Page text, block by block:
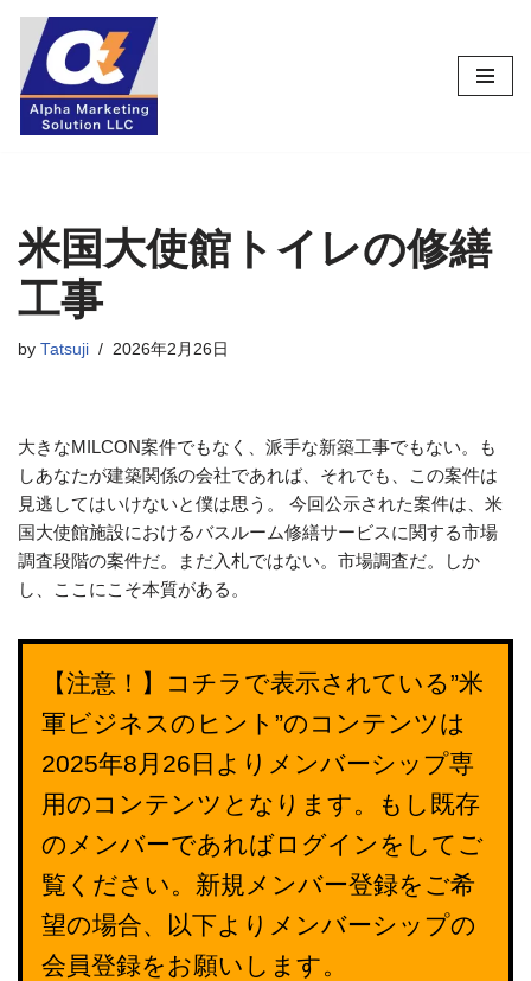
コ
ン
テ
ス
キ
ッ
プ
米国大使館トイレの修繕
工事
by Tatsuji 2026年2月26日
大きなMILCON案件でもなく、派手な新築工事でもない。も
しあなたが建築関係の会社であれば、それでも、この案件は
見逃してはいけないと僕は思う。 今回公示された案件は、米
国大使館施設におけるバスルーム修繕サービスに関する市場
調査段階の案件だ。まだ入札ではない。市場調査だ。しか
し、ここにこそ本質がある。
【注意！】コチラで表示されている”米
軍ビジネスのヒント”のコンテンツは
2025年8月26日よりメンバーシップ専
用のコンテンツとなります。もし既存
のメンバーであればログインをしてご
覧ください。新規メンバー登録をご希
望の場合、以下よりメンバーシップの
会員登録をお願いします。